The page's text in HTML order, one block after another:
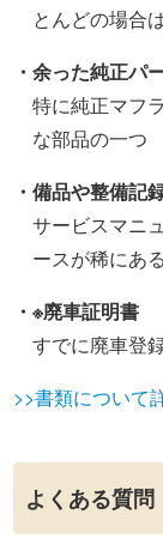
とんどの場合
・余った純正パ
特に純正マフ
な部品の一つ
・備品や整備記
サービスマニ
ースが稀にある
・※廃車証明書
すでに廃車登
>>書類について
よくある質問